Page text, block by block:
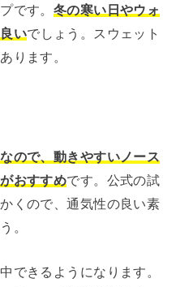
です。 冬の寒い日やウォ
いでしょう。スウェット
ります。
ので、動きやすいノース
おすすめです。公式の試
くので、通気性の良い素
。
できるようになります。